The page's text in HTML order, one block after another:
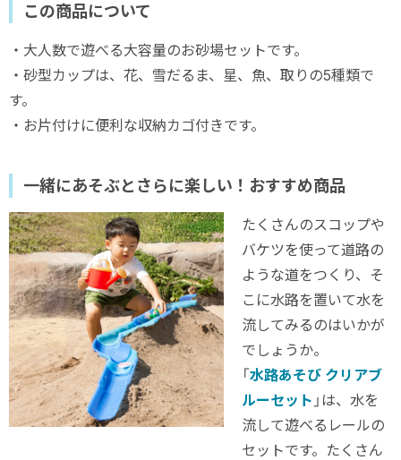
この商品について
・大人数で遊べる大容量のお砂場セットです。
・砂型カップは、花、雪だるま、星、魚、取りの5種類で
す。
・お片付けに便利な収納カゴ付きです。
一緒にあそぶとさらに楽しい！おすすめ商品
たくさんのスコップや
バケツを使って道路の
ような道をつくり、そ
こに水路を置いて水を
流してみるのはいかが
でしょうか。
「水路あそび クリアブ
ルーセット 」は、水を
流して遊べるレールの
セットです。たくさん